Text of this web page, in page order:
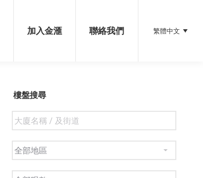
加入金滙 聯絡我們 繁體中文
樓盤搜尋